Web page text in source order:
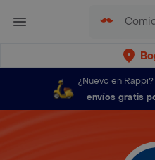
¿Nuevo en Rappi?
envíos gratis